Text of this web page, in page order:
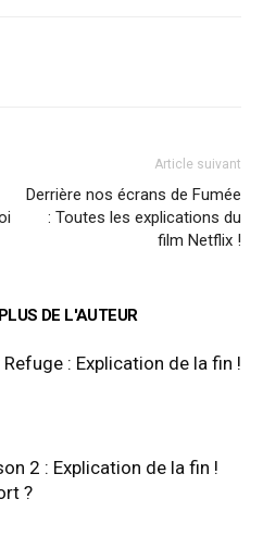
Article suivant
Derrière nos écrans de Fumée
: Toutes les explications du
film Netflix !
PLUS DE L'AUTEUR
Refuge : Explication de la fin !
2 : Explication de la fin !
?